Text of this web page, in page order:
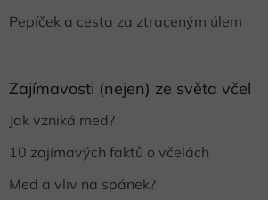
Pepíček a cesta za ztraceným úlem
Zajímavosti (nejen) ze světa včel
Jak vzniká med?
10 zajímavých faktů o včelách
Med a vliv na spánek?